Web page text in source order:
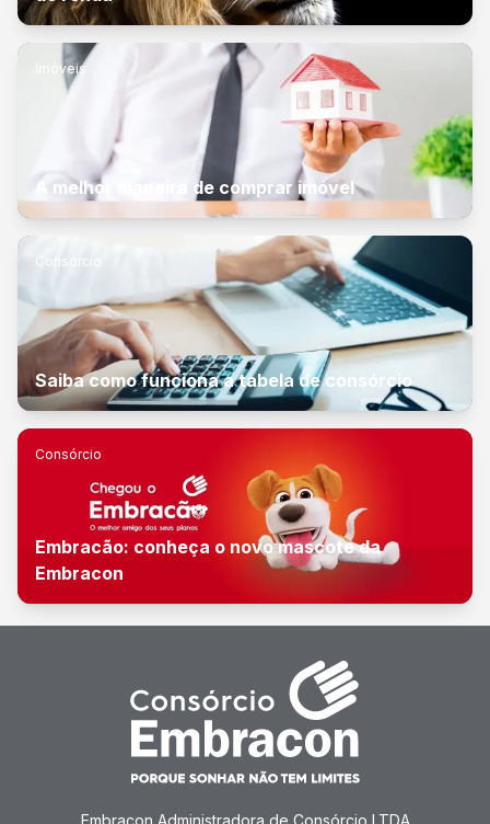
Imóveis
A melhor maneira de comprar imóvel
Consórcio
Saiba como funciona a tabela de consórcio
Consórcio
Embracão: conheça o novo mascote da
Embracon
Embracon Administradora de Consórcio LTDA